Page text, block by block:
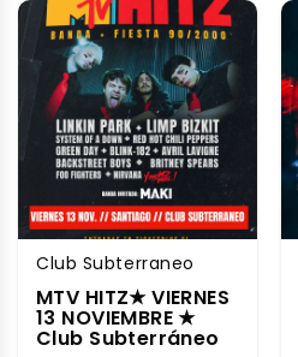
Club Subterraneo
MTV HITZ★ VIERNES
13 NOVIEMBRE ★
Club Subterráneo